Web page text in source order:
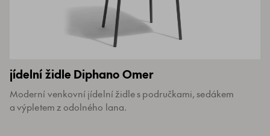
jídelní židle Diphano Omer
Moderní venkovní jídelní židle s područkami, sedákem
a výpletem z odolného lana.